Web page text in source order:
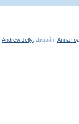
Andrew Jelly; Дизайн: Анна